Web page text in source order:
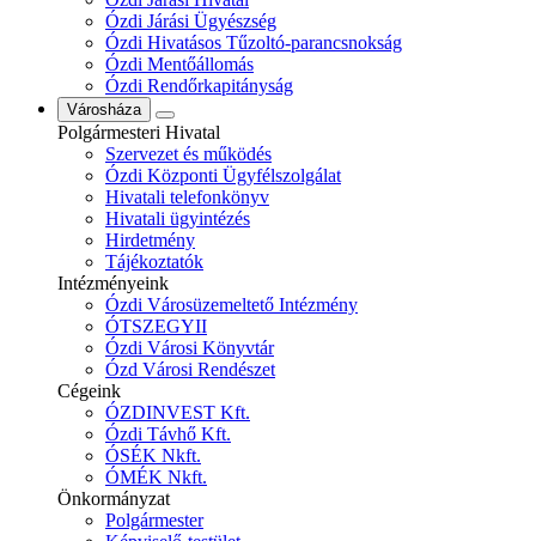
Ózdi Járási Ügyészség
Ózdi Hivatásos Tűzoltó-parancsnokság
Ózdi Mentőállomás
Ózdi Rendőrkapitányság
Városháza
Polgármesteri Hivatal
Szervezet és működés
Ózdi Központi Ügyfélszolgálat
Hivatali telefonkönyv
Hivatali ügyintézés
Hirdetmény
Tájékoztatók
Intézményeink
Ózdi Városüzemeltető Intézmény
ÓTSZEGYII
Ózdi Városi Könyvtár
Ózd Városi Rendészet
Cégeink
ÓZDINVEST Kft.
Ózdi Távhő Kft.
ÓSÉK Nkft.
ÓMÉK Nkft.
Önkormányzat
Polgármester